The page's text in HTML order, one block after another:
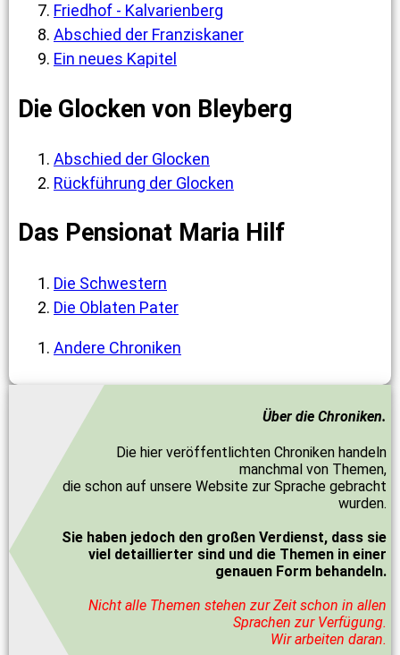
Friedhof - Kalvarienberg
Abschied der Franziskaner
Ein neues Kapitel
Die Glocken von Bleyberg
Abschied der Glocken
Rückführung der Glocken
Das Pensionat Maria Hilf
Die Schwestern
Die Oblaten Pater
Andere Chroniken
Über die Chroniken.
Die hier veröffentlichten Chroniken handeln
manchmal von Themen,
die schon auf unsere Website zur Sprache gebracht
wurden.
Sie haben jedoch den großen Verdienst, dass sie
viel detaillierter sind und die Themen in einer
genauen Form behandeln.
Nicht alle Themen stehen zur Zeit schon in allen
Sprachen zur Verfügung.
Wir arbeiten daran.